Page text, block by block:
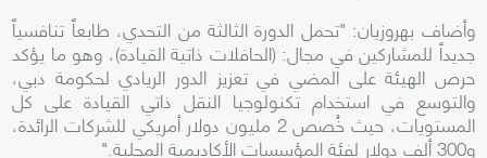
وأضاف بهروزيان: "تحمل الدورة الثالثة من التحدي، طابعاً تنافسياً
جديداً للمشاركين في مجال: (الحافلات ذاتية القيادة)، وهو ما يؤكد
حرص الهيئة على المضي في تعزيز الدور الريادي لحكومة دبي،
والتوسع في استخدام تكنولوجيا النقل ذاتي القيادة على كل
المستويات، حيث خُصص 2 مليون دولار أمريكي للشركات الرائدة،
و300 ألف دولار لفئة المؤسسات الأكاديمية المحلية."